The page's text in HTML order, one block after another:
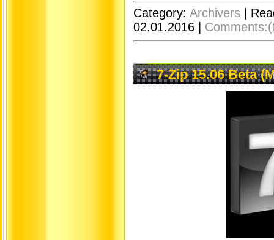
Category: Archivers
02.01.2016
7-Zip 15.06 Beta